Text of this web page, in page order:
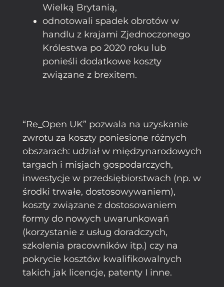
Wielką Brytanią,
odnotowali spadek obrotów w
handlu z krajami Zjednoczonego
Królestwa po 2020 roku lub
ponieśli dodatkowe koszty
związane z brexitem.
“Re_Open UK” pozwala na uzyskanie
zwrotu za koszty poniesione różnych
obszarach: udział w międzynarodowych
targach i misjach gospodarczych,
inwestycje w przedsiębiorstwach (np. w
środki trwałe, dostosowywaniem),
koszty związane z dostosowaniem
formy do nowych uwarunkowań
(korzystanie z usług doradczych,
szkolenia pracowników itp.) czy na
pokrycie kosztów kwalifikowalnych
takich jak licencje, patenty I inne.